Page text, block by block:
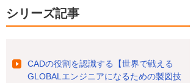
シリーズ記事
CADの役割を認識する【世界で戦える
GLOBALエンジニアになるための製図技